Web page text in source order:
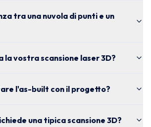
tra una nuvola di punti e un
la vostra scansione laser 3D?
l'as-built con il progetto?
una tipica scansione 3D?